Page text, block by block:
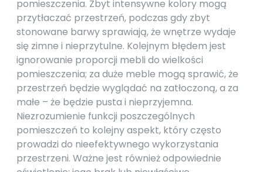
pomieszczenia. Zbyt intensywne kolory mogą
przytłaczać przestrzeń, podczas gdy zbyt
stonowane barwy sprawiają, że wnętrze wydaje
się zimne i nieprzytulne. Kolejnym błędem jest
ignorowanie proporcji mebli do wielkości
pomieszczenia; za duże meble mogą sprawić, że
przestrzeń będzie wyglądać na zatłoczoną, a za
małe – że będzie pusta i nieprzyjemna.
Niezrozumienie funkcji poszczególnych
pomieszczeń to kolejny aspekt, który często
prowadzi do nieefektywnego wykorzystania
przestrzeni. Ważne jest również odpowiednie